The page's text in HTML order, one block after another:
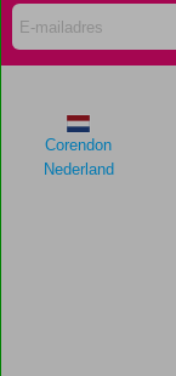
Corendon
Nederland